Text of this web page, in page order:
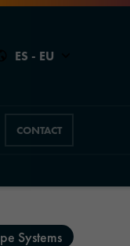
ES - EU
CONTACT
Systems